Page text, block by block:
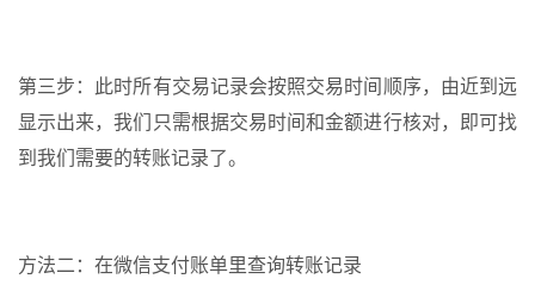
第三步：此时所有交易记录会按照交易时间顺序，由近到远
显示出来，我们只需根据交易时间和金额进行核对，即可找
到我们需要的转账记录了。
方法二：在微信支付账单里查询转账记录